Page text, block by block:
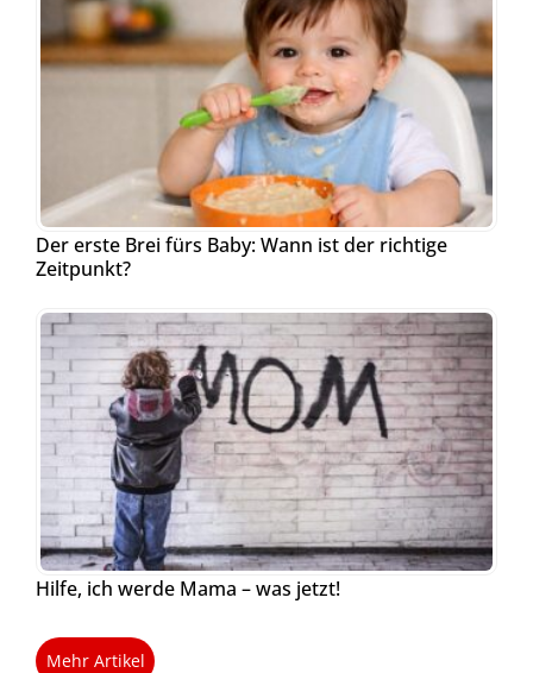
Der erste Brei fürs Baby: Wann ist der richtige
Zeitpunkt?
Hilfe, ich werde Mama – was jetzt!
Mehr Artikel